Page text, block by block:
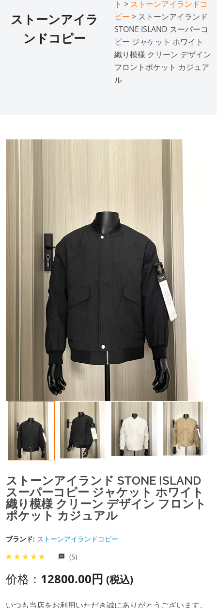
ストーンアイラ
ンドコピー
ト > ストーンアイランドコ
ピー > ストーンアイランド
STONE ISLAND スーパーコ
ピー ジャケット ホワイト
織り模様 クリーン デザイン
フロントポケット カジュア
ル
ストーンアイランド STONE ISLAND
スーパーコピー ジャケット ホワイト
織り模様 クリーン デザイン フロント
ポケット カジュアル
ブランド: ストーンアイランドコピー
(5)
价格： 12800.00円 (税込)
いつも当店をお利用いただき誠にありがとうございます。